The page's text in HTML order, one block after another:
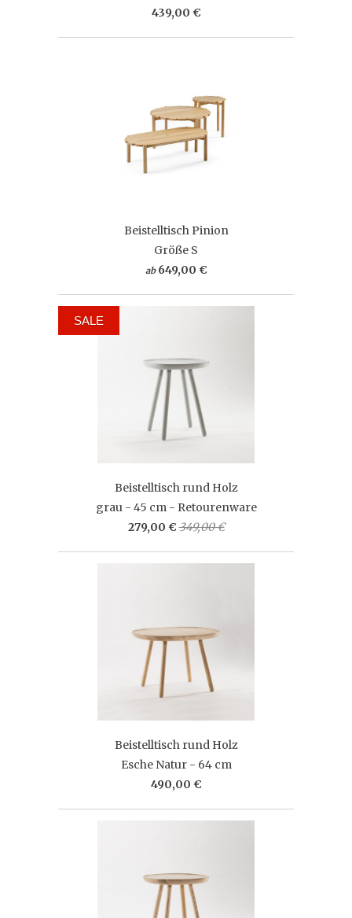
439,00 €
Beistelltisch Pinion
Größe S
ab 649,00 €
Beistelltisch rund Holz
grau - 45 cm - Retourenware
279,00 €349,00 €
SALE
Beistelltisch rund Holz
Esche Natur - 64 cm
490,00 €